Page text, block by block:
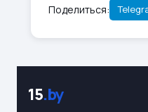
Поделиться:
15.by